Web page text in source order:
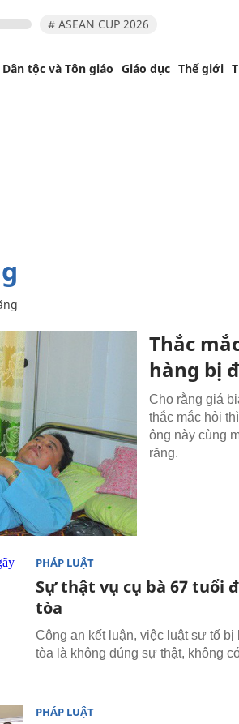
# ASEAN CUP 2026
Dân tộc và Tôn giáo Giáo dục Thế giới
Thắc
hàng bị
Cho rằng giá
thắc mắc hỏi
ông này cùng
răng.
PHÁP LUẬT
Sự thật vụ cụ bà 67 tuổi
tòa
Công an kết luận, việc luật sư tố
tòa là không đúng sự thật, không
PHÁP LUẬT